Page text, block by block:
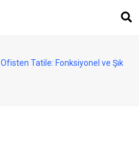
Ofisten Tatile: Fonksiyonel ve Şık